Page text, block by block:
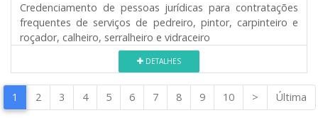
Credenciamento de pessoas jurídicas para contratações
frequentes de serviços de pedreiro, pintor, carpinteiro e
roçador, calheiro, serralheiro e vidraceiro
DETALHES
1 2 3 4 5 6 7 8 9 10 > Última